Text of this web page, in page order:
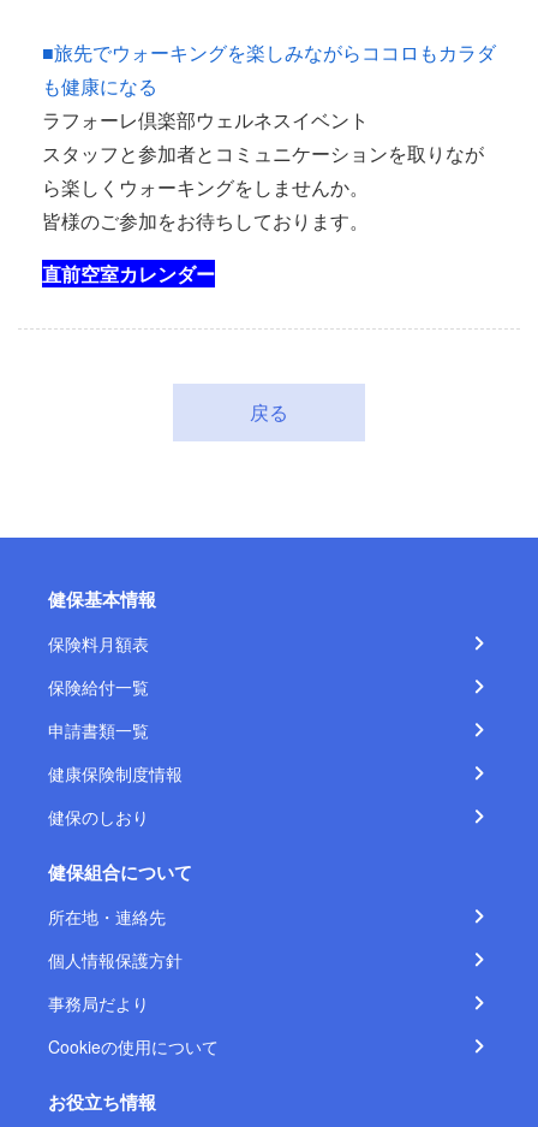
■旅先でウォーキングを楽しみながらココロもカラダ
も健康になる
ラフォーレ倶楽部ウェルネスイベント
スタッフと参加者とコミュニケーションを取りなが
ら楽しくウォーキングをしませんか。
皆様のご参加をお待ちしております。
直前空室カレンダー
戻る
健保基本情報
保険料月額表
保険給付一覧
申請書類一覧
健康保険制度情報
健保のしおり
健保組合について
所在地・連絡先
個人情報保護方針
事務局だより
Cookieの使用について
お役立ち情報